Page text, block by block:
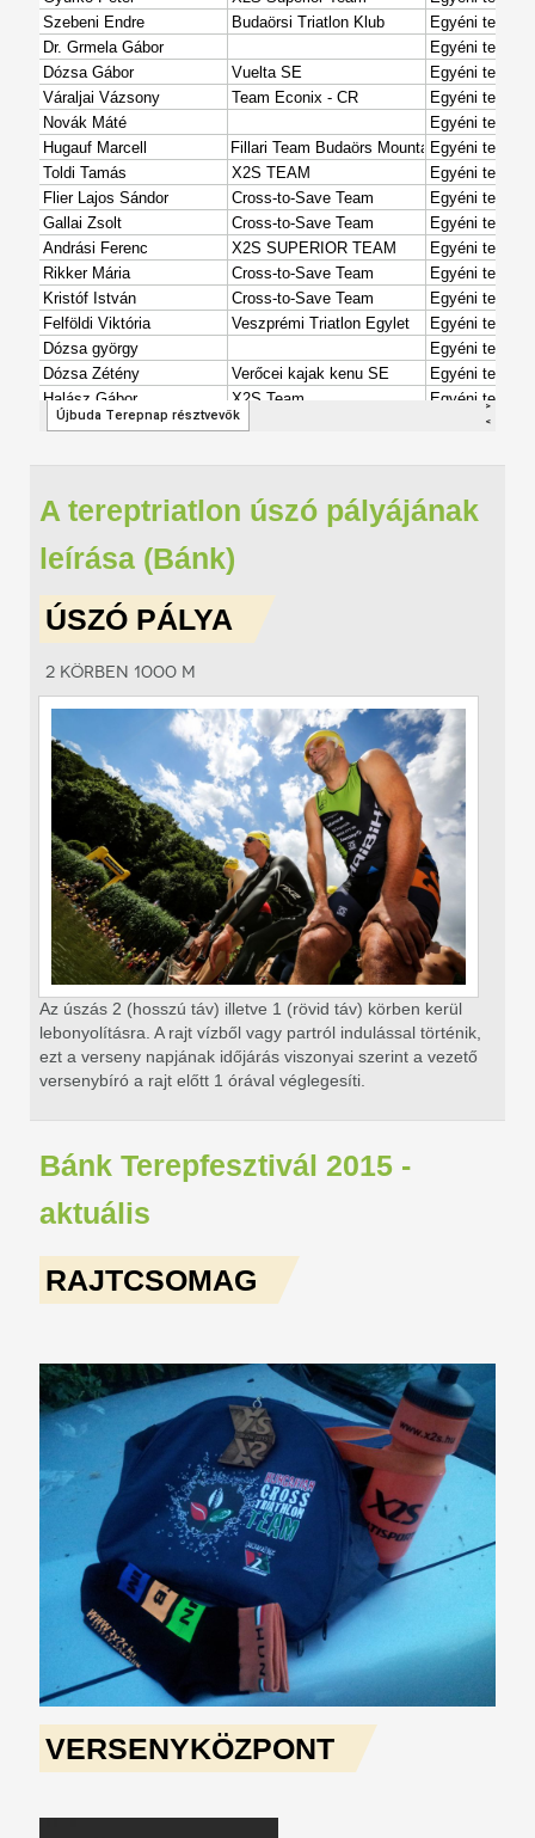
A tereptriatlon úszó pályájának
leírása (Bánk)
ÚSZÓ PÁLYA
2 körben 1000 m
Az úszás 2 (hosszú táv) illetve 1 (rövid táv) körben kerül
lebonyolításra. A rajt vízből vagy partról indulással történik,
ezt a verseny napjának időjárás viszonyai szerint a vezető
versenybíró a rajt előtt 1 órával véglegesíti.
Bánk Terepfesztivál 2015 -
aktuális
RAJTCSOMAG
VERSENYKÖZPONT